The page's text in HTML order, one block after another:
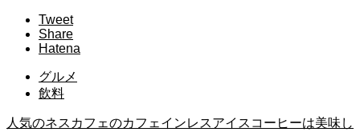
Tweet
Share
Hatena
グルメ
飲料
人気のネスカフェのカフェインレスアイスコーヒーは美味し